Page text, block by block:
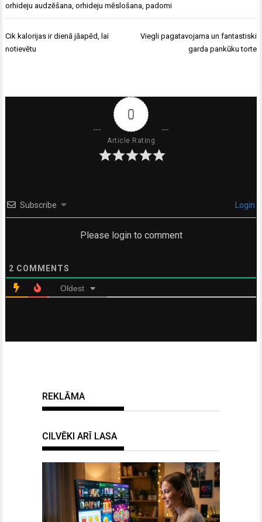
orhideju audzēšana ,orhideju mēslošana ,padomi
Ziņu
izvēlne
Cik kalorijas ir dienā jāapēd, lai
notievētu
Viegli pagatavojama un fantastiski
garda pankūku torte
0
Article Rating
Subscribe Login
Please login to comment
2 COMMENTS
Oldest
REKLĀMA
CILVĒKI ARĪ LASA